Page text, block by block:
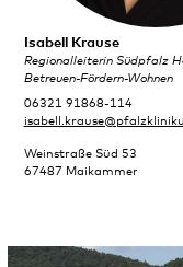
Isabell Krause
Regionalleiterin Südpfalz
Betreuen-Fördern-Wohnen
06321 91868-114
Weinstraße Süd 53
67487 Maikammer